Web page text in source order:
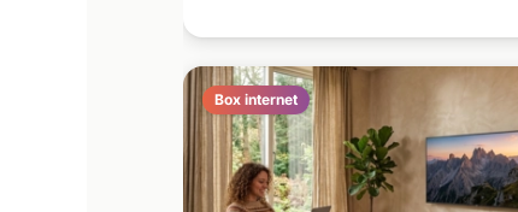
Box internet